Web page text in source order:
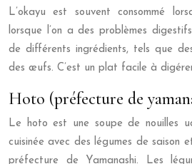
L’okayu est souvent consommé
lorsque l’on a des problèmes
de différents ingrédients, tels que
des œufs. C’est un plat facile à
Hoto (préfecture de
Le hoto est une soupe de nouilles
cuisinée avec des légumes de saison
préfecture de Yamanashi. Les